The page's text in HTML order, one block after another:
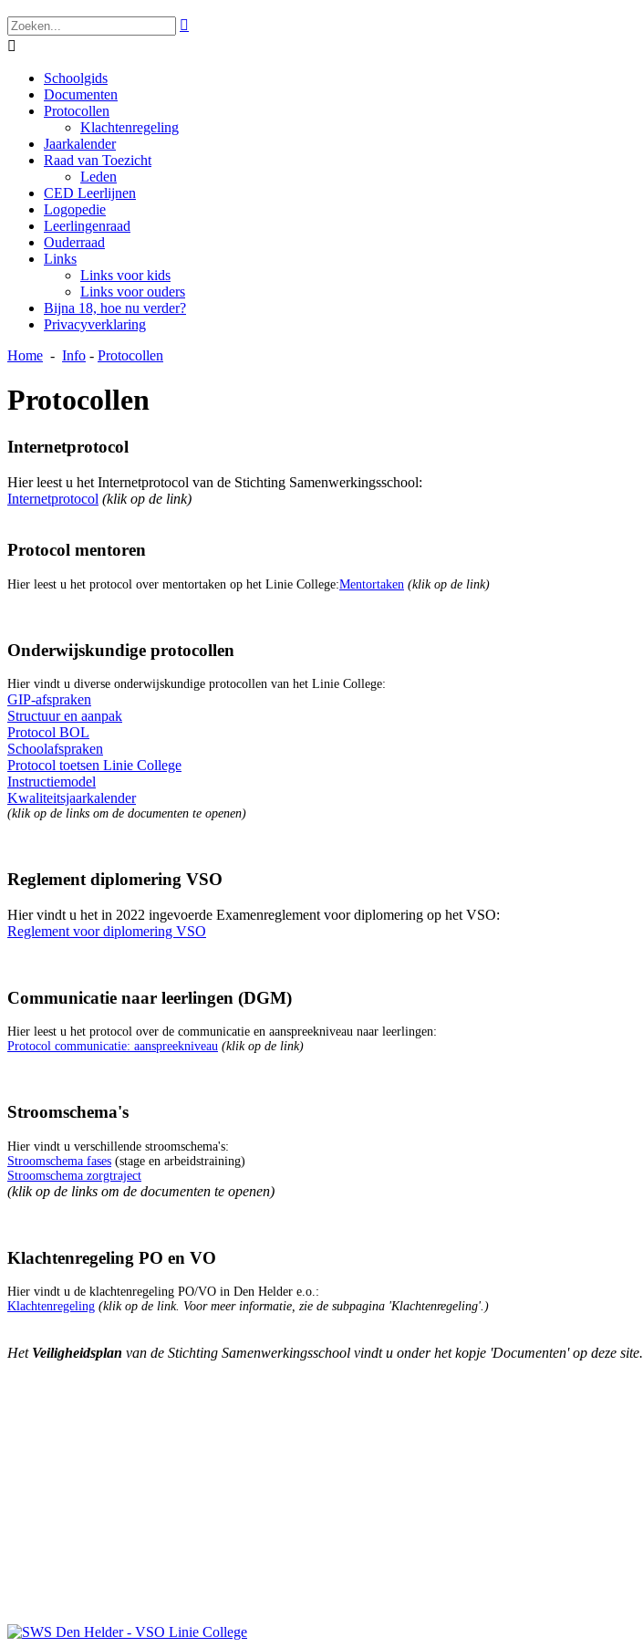


Schoolgids
Documenten
Protocollen
Klachtenregeling
Jaarkalender
Raad van Toezicht
Leden
CED Leerlijnen
Logopedie
Leerlingenraad
Ouderraad
Links
Links voor kids
Links voor ouders
Bijna 18, hoe nu verder?
Privacyverklaring
Home - Info - Protocollen
Protocollen
Internetprotocol
Hier leest u het Internetprotocol van de Stichting Samenwerkingsschool:
Internetprotocol (klik op de link)
Protocol mentoren
Hier leest u het protocol over mentortaken op het Linie College:Mentortaken (klik op de link)
Onderwijskundige protocollen
Hier vindt u diverse onderwijskundige protocollen van het Linie College:
GIP-afspraken
Structuur en aanpak
Protocol BOL
Schoolafspraken
Protocol toetsen Linie College
Instructiemodel
Kwaliteitsjaarkalender
(klik op de links om de documenten te openen)
Reglement diplomering VSO
Hier vindt u het in 2022 ingevoerde Examenreglement voor diplomering op het VSO:
Reglement voor diplomering VSO
Communicatie naar leerlingen (DGM)
Hier leest u het protocol over de communicatie en aanspreekniveau naar leerlingen:
Protocol communicatie: aanspreekniveau (klik op de link)
Stroomschema's
Hier vindt u verschillende stroomschema's:
Stroomschema fases (stage en arbeidstraining)
Stroomschema zorgtraject
(klik op de links om de documenten te openen)
Klachtenregeling PO en VO
Hier vindt u de klachtenregeling PO/VO in Den Helder e.o.:
Klachtenregeling (klik op de link. Voor meer informatie, zie de subpagina 'Klachtenregeling'.)
Het Veiligheidsplan van de Stichting Samenwerkingsschool vindt u onder het kopje 'Documenten' op deze site.